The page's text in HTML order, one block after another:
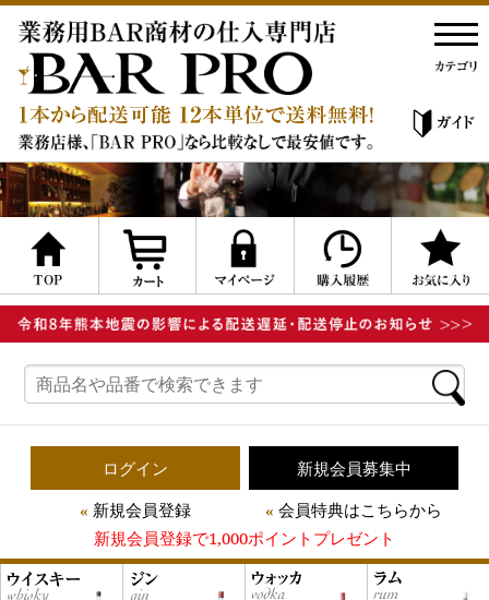
ログイン
新規会員登録
新規会員募集中
会員特典はこちらから
新規会員登録で1,000ポイントプレゼント